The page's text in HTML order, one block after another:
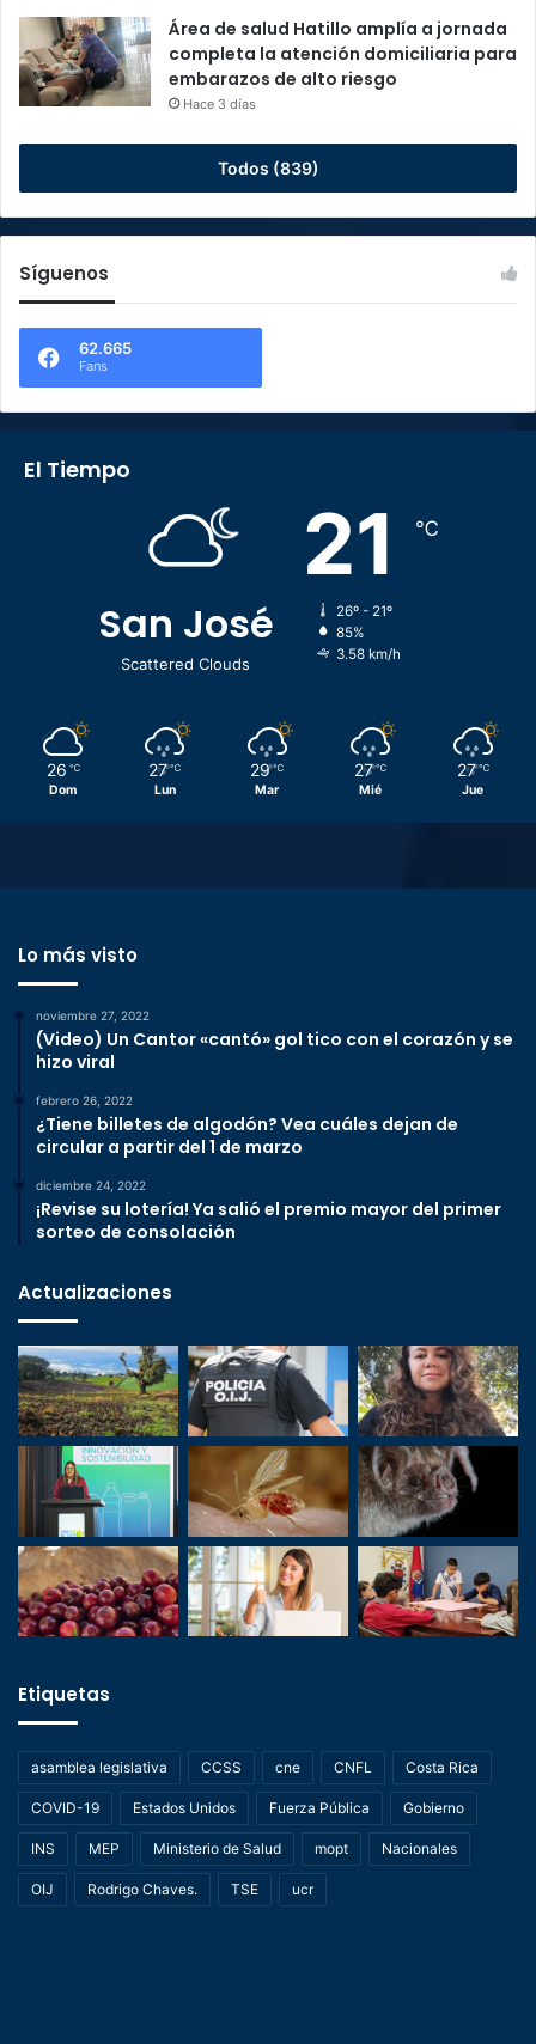
Área de salud Hatillo amplía a jornada
completa la atención domiciliaria para
embarazos de alto riesgo
Hace 3 días
Todos (839)
Síguenos
62.665
Fans
El Tiempo
San José
Scattered Clouds
21 ℃
26º - 21º
85%
3.58 km/h
26 ℃
Dom
27 ℃
Lun
29 ℃
Mar
27 ℃
Mié
27 ℃
Jue
Lo más visto
noviembre 27, 2022
(Video) Un Cantor «cantó» gol tico con el corazón y se
hizo viral
febrero 26, 2022
¿Tiene billetes de algodón? Vea cuáles dejan de
circular a partir del 1 de marzo
diciembre 24, 2022
¡Revise su lotería! Ya salió el premio mayor del primer
sorteo de consolación
Actualizaciones
Etiquetas
asamblea legislativa CCSS cne CNFL Costa Rica
COVID-19 Estados Unidos Fuerza Pública Gobierno
INS MEP Ministerio de Salud mopt Nacionales
OIJ Rodrigo Chaves. TSE ucr